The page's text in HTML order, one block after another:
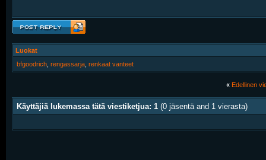
Luokat
bfgoodrich rengassarja renkaat vanteet
« Edellinen
Käyttäjiä lukemassa tätä viestiketjua: 1 (0 jäsentä and 1 vierasta)